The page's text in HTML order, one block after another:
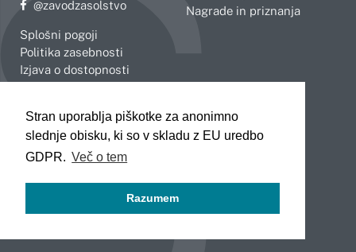
Stran uporablja piškotke za anonimno
slednje obisku, ki so v skladu z EU uredbo
GDPR. Več o tem
Razumem
Pojdite na Facebook:
@zavodzasolstvo
Splošni pogoji
Politika zasebnosti
Izjava o dostopnosti
Nagrade in priznanja
Celje
Koper
Kranj
Novo mesto
Slovenj Gradec